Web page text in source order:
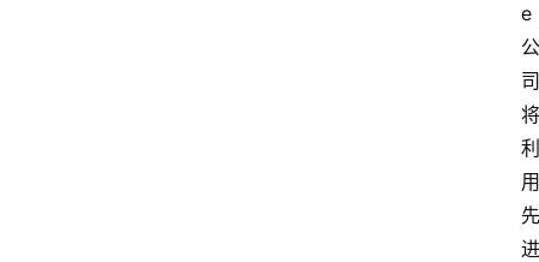
e
公
司
将
利
用
先
进